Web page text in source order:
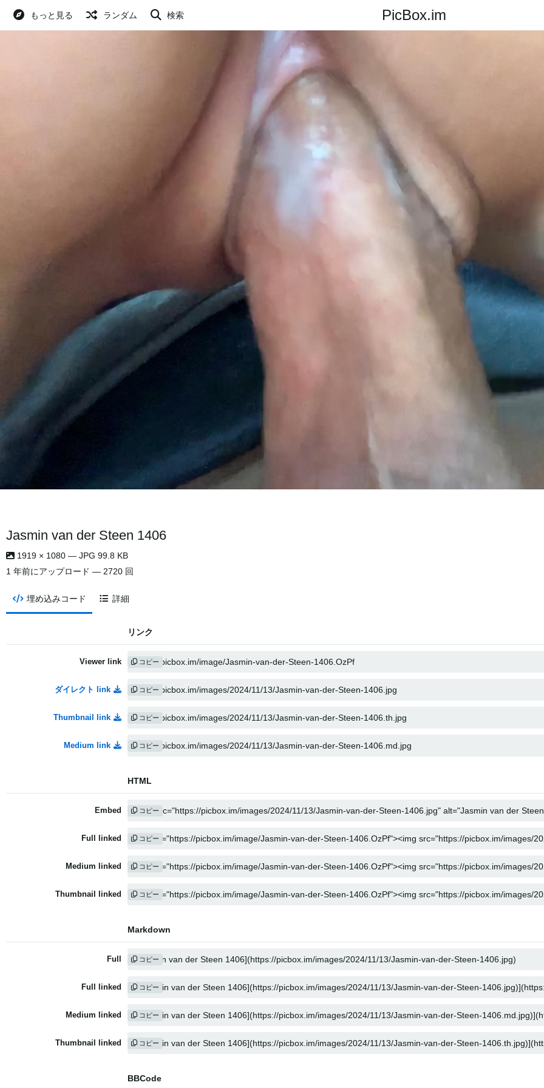
PicBox.im
もっと見る ランダム 検索
Jasmin van der Steen 1406
1919 × 1080 — JPG 99.8 KB
1 年前にアップロード — 2720 回
埋め込みコード 詳細
リンク
Viewer link コピー
ダイレクト link コピー
Thumbnail link コピー
Medium link コピー
HTML
Embed コピー
Full linked コピー
Medium linked コピー
Thumbnail linked コピー
Markdown
Full コピー
Full linked コピー
Medium linked コピー
Thumbnail linked コピー
BBCode